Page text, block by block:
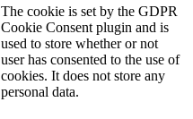
The cookie is set by the GDPR
Cookie Consent plugin and is
used to store whether or not
user has consented to the use of
cookies. It does not store any
personal data.